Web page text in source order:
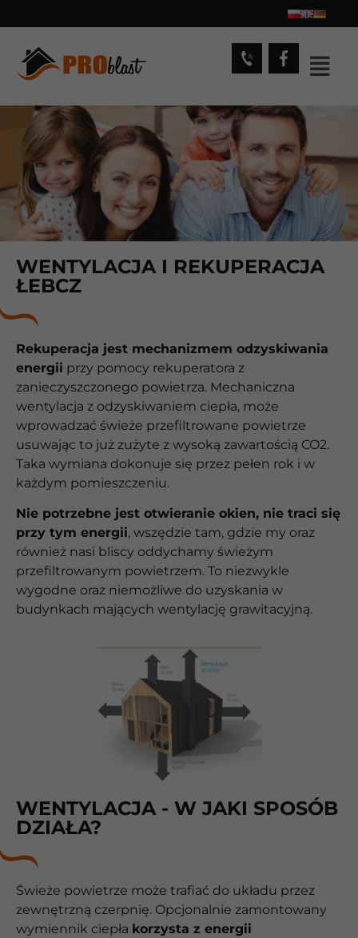
WENTYLACJA I REKUPERACJA
ŁEBCZ
Rekuperacja jest mechanizmem odzyskiwania
energii przy pomocy rekuperatora z
zanieczyszczonego powietrza. Mechaniczna
wentylacja z odzyskiwaniem ciepła, może
wprowadzać świeże przefiltrowane powietrze
usuwając to już zużyte z wysoką zawartością CO2.
Taka wymiana dokonuje się przez pełen rok i w
każdym pomieszczeniu.
Nie potrzebne jest otwieranie okien, nie traci się
przy tym energii, wszędzie tam, gdzie my oraz
również nasi bliscy oddychamy świeżym
przefiltrowanym powietrzem. To niezwykle
wygodne oraz niemożliwe do uzyskania w
budynkach mających wentylację grawitacyjną.
WENTYLACJA - W JAKI SPOSÓB
DZIAŁA?
Świeże powietrze może trafiać do układu przez
zewnętrzną czerpnię. Opcjonalnie zamontowany
wymiennik ciepła korzysta z energii